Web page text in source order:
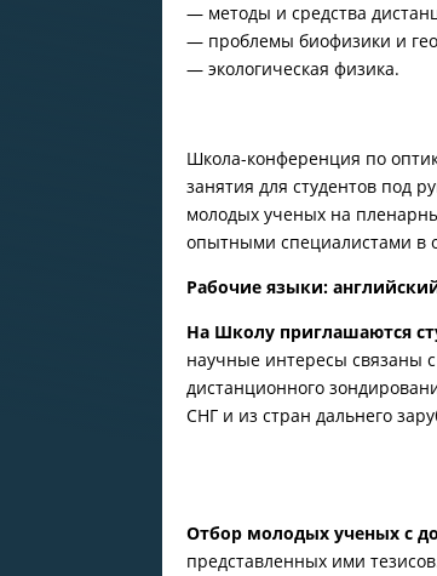
— методы и средства
— проблемы биофизики и
— экологическая физика.
Школа-конференция по
занятия для студентов под
молодых ученых на
опытными специалистами в
Рабочие языки:
На Школу приглашаются
научные интересы связаны
дистанционного
СНГ и из стран дальнего
Отбор молодых ученых с
представленных ими